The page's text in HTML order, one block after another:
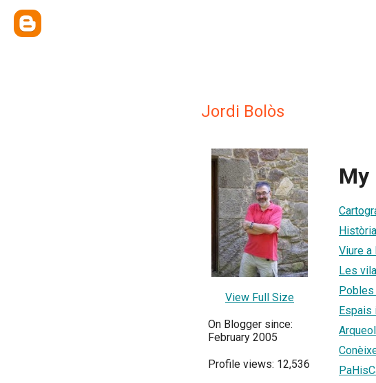
Jordi Bolòs
View Full Size
On Blogger since:
February 2005
Profile views: 12,536
My
Viure a
Les
Pobles
Espais